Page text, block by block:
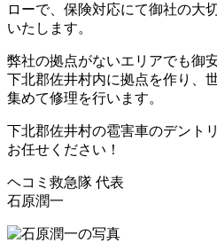
ローで、保険対応にて御社の大
いたします。
弊社の拠点がないエリアでも御
下北郡佐井村内に拠点を作り、
集めて修理を行います。
下北郡佐井村の雹害車のデント
お任せください！
ヘコミ救急隊 代表
石原潤一